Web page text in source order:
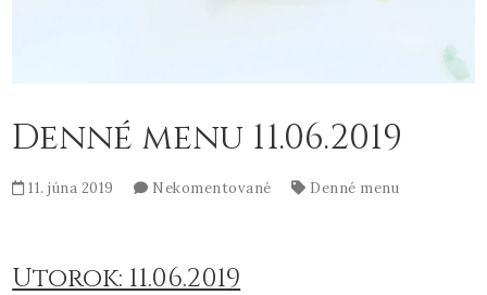
Denné menu 11.06.2019
11. júna 2019 Nekomentované Denné menu
Utorok: 11.06.2019